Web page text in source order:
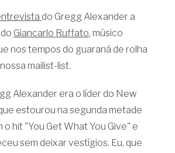
do Gregg Alexander a
Giancarlo Ruffato, músico
nos tempos do guaraná de rolha
mailist-list.
Alexander era o líder do New
estourou na segunda metade
o hit "You Get What You Give" e
sem deixar vestígios. Eu, que